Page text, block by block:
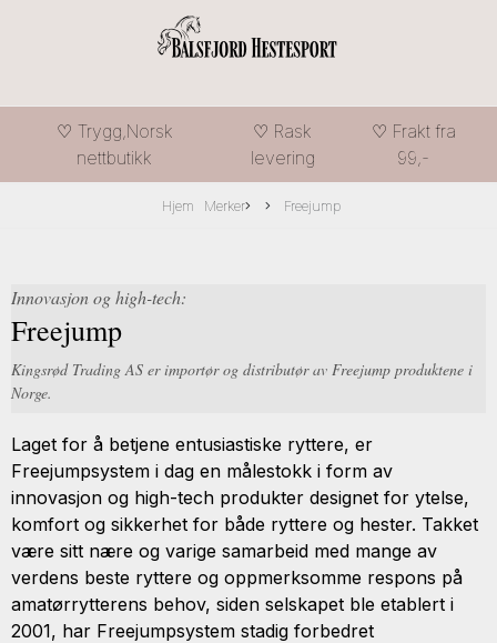
♡ Trygg,Norsk
nettbutikk
♡ Rask
levering
♡ Frakt fra
99,-
Hjem Merker Freejump
Innovasjon og high-tech:
Freejump
Kingsrød Trading AS er importør og distributør av Freejump produktene i
Norge.
Laget for å betjene entusiastiske ryttere, er
Freejumpsystem i dag en målestokk i form av
innovasjon og high-tech produkter designet for ytelse,
komfort og sikkerhet for både ryttere og hester. Takket
være sitt nære og varige samarbeid med mange av
verdens beste ryttere og oppmerksomme respons på
amatørrytterens behov, siden selskapet ble etablert i
2001, har Freejumpsystem stadig forbedret